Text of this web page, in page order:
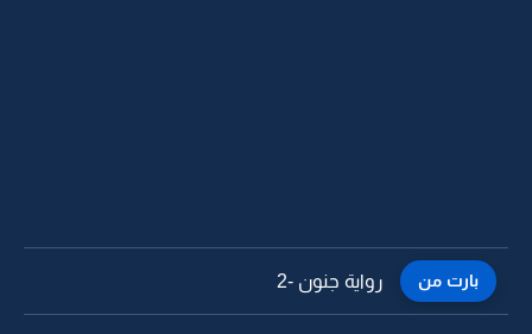
بارت من رواية جنون -1